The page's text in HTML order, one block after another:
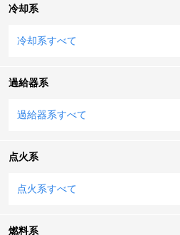
冷却系
冷却系すべて
過給器系
過給器系すべて
点火系
点火系すべて
燃料系